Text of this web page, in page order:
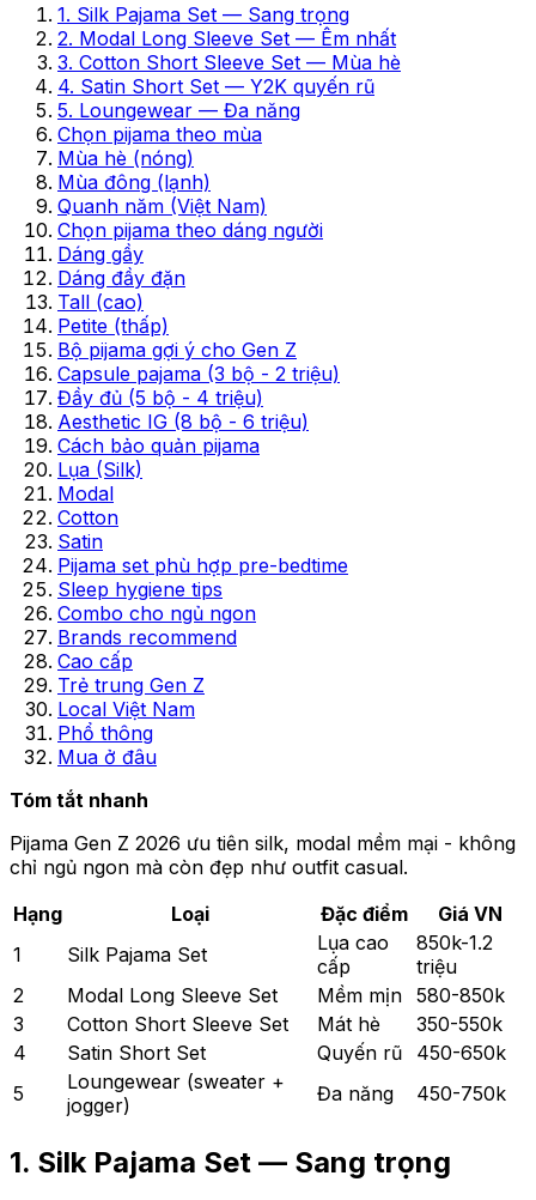
1. Silk Pajama Set — Sang trọng
2. Modal Long Sleeve Set — Êm nhất
3. Cotton Short Sleeve Set — Mùa hè
4. Satin Short Set — Y2K quyến rũ
5. Loungewear — Đa năng
Chọn pijama theo mùa
Mùa hè (nóng)
Mùa đông (lạnh)
Quanh năm (Việt Nam)
Chọn pijama theo dáng người
Dáng gầy
Dáng đầy đặn
Tall (cao)
Petite (thấp)
Bộ pijama gợi ý cho Gen Z
Capsule pajama (3 bộ - 2 triệu)
Đầy đủ (5 bộ - 4 triệu)
Aesthetic IG (8 bộ - 6 triệu)
Cách bảo quản pijama
Lụa (Silk)
Modal
Cotton
Satin
Pijama set phù hợp pre-bedtime
Sleep hygiene tips
Combo cho ngủ ngon
Brands recommend
Cao cấp
Trẻ trung Gen Z
Local Việt Nam
Phổ thông
Mua ở đâu
Tóm tắt nhanh
Pijama Gen Z 2026 ưu tiên silk, modal mềm mại - không
chỉ ngủ ngon mà còn đẹp như outfit casual.
Hạng
Loại Đặc điểm
Giá VN
1
Silk Pajama Set
Lụa cao
cấp
850k-1.2
triệu
2
Modal Long Sleeve Set Mềm mịn 580-850k
3
Cotton Short Sleeve Set Mát hè
350-550k
4
Satin Short Set Quyến rũ
450-650k
5
Loungewear (sweater +
jogger)
Đa năng 450-750k
1. Silk Pajama Set — Sang trọng